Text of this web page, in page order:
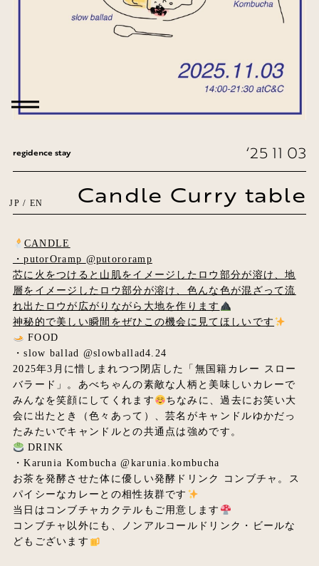
JP / EN
regidence stay ‘25 11 03
Candle Curry table
CANDLE
・putorOramp @putororamp
芯に火をつけると山肌をイメージしたロウ部分が溶け、地
層をイメージしたロウ部分が溶け、色んな色が混ざって流
れ出たロウが広がりながら大地を作ります
神秘的で美しい瞬間をぜひこの機会に見てほしいです
FOOD
・slow ballad @slowballad4.24
2025年3月に惜しまれつつ閉店した「無国籍カレー スロー
バラード」。あべちゃんの素敵な人柄と美味しいカレーで
みんなを笑顔にしてくれます
ちなみに、過去にお笑い大
会に出たとき（色々あって）、芸名がキャンドルゆかだっ
たみたいでキャンドルとの共通点は強めです。
DRINK
・Karunia Kombucha@karunia.kombucha
お茶を発酵させた体に優しい発酵ドリンク コンブチャ。ス
パイシーなカレーとの相性抜群です
当日はコンブチャカクテルもご用意します
コンブチャ以外にも、ノンアルコールドリンク・ビールな
どもございます